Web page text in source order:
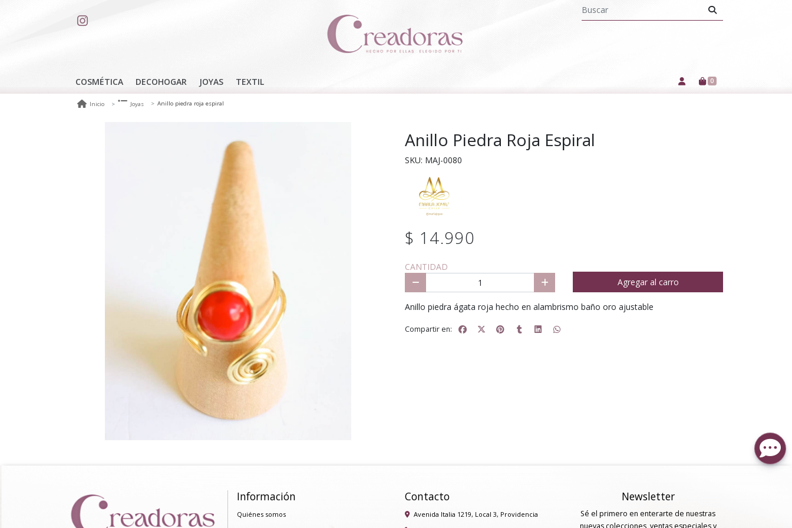
COSMÉTICA DECOHOGAR JOYAS TEXTIL 0
Inicio Joyas Anillo piedra roja espiral
Anillo Piedra Roja Espiral
SKU: MAJ-0080
$ 14.990
CANTIDAD
Agregar al carro
Anillo piedra ágata roja hecho en alambrismo baño oro ajustable
Compartir en:
Información
Quiénes somos
Contacto
Avenida Italia 1219, Local 3, Providencia
Newsletter
Sé el primero en enterarte de nuestras
nuevas colecciones, ventas especiales y